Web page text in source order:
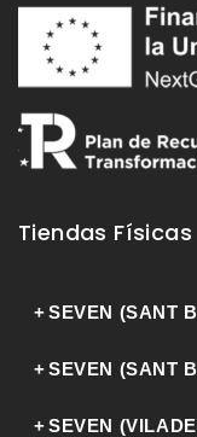
Tiendas Físicas
SEVEN (SANT
Carrer Lluís
SEVEN (SANT
SEVEN